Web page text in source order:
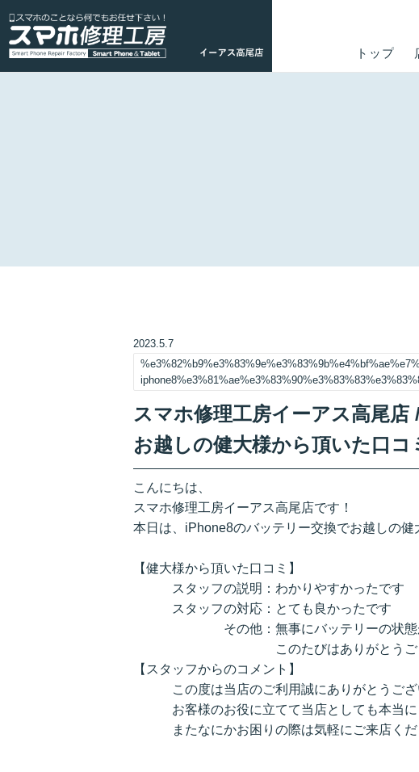
トップ
2023.5.7
スマホ修理工房イーアス高尾
お越しの健大様から頂いた口コ
こんにちは、
スマホ修理工房イーアス高尾店です！
本日は、iPhone8のバッテリー交換でお越しの健
【健大様から頂いた口コミ】
スタッフの説明：わかりやすかったです
スタッフの対応：とても良かったです
その他：無事にバッテリーの状態が良
このたびはありがとうござい
【スタッフからのコメント】
この度は当店のご利用誠にありがとうござ
お客様のお役に立てて当店としても本当に
またなにかお困りの際は気軽にご来店くだ